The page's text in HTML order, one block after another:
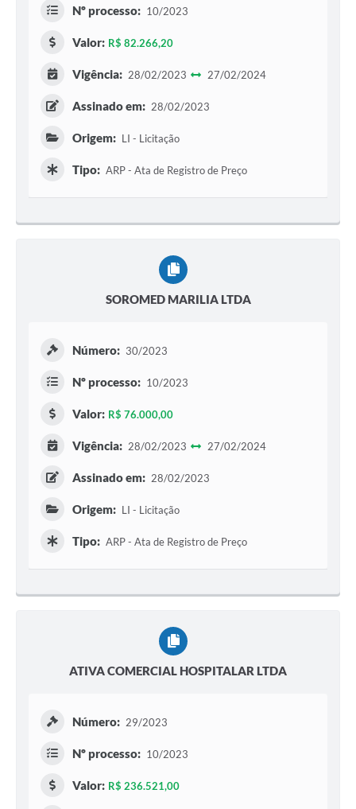
Nº processo: 10/2023
Valor: R$ 82.266,20
Vigência: 28/02/2023 27/02/2024
Assinado em: 28/02/2023
Origem: LI - Licitação
Tipo: ARP - Ata de Registro de Preço
SOROMED MARILIA LTDA
Número: 30/2023
Nº processo: 10/2023
Valor: R$ 76.000,00
Vigência: 28/02/2023 27/02/2024
Assinado em: 28/02/2023
Origem: LI - Licitação
Tipo: ARP - Ata de Registro de Preço
ATIVA COMERCIAL HOSPITALAR LTDA
Número: 29/2023
Nº processo: 10/2023
Valor: R$ 236.521,00